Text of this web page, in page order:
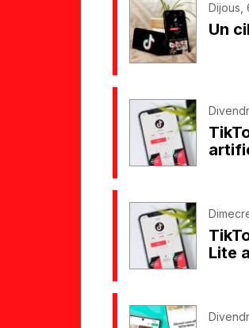
Dijous,
Un
Lite